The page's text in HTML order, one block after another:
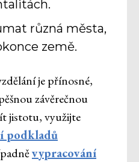
různá města,
země.
je přínosné,
závěrečnou
jistotu, využijte
podkladů
vypracování